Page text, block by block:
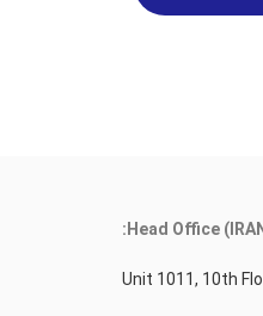
Head Office
Unit 1011, 10th